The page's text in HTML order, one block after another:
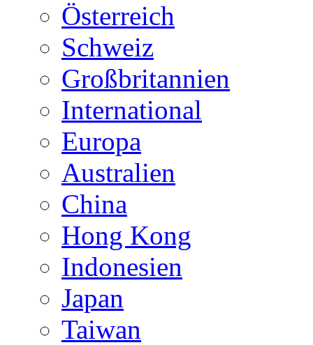
Österreich
Schweiz
Großbritannien
International
Europa
Australien
China
Hong Kong
Indonesien
Japan
Taiwan